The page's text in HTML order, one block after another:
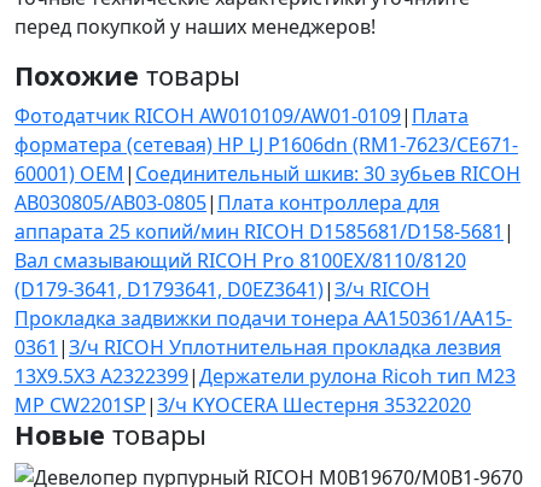
перед покупкой у наших менеджеров!
Похожие товары
Фотодатчик RICOH AW010109/AW01-0109| Плата
форматера (сетевая) HP LJ P1606dn (RM1-7623/CE671-
60001) OEM | Соединительный шкив: 30 зубьев RICOH
AB030805/AB03-0805| Плата контроллера для
аппарата 25 копий/мин RICOH D1585681/D158-5681 |
Вал смазывающий RICOH Pro 8100EX/8110/8120
(D179-3641, D1793641, D0EZ3641)|З/ч RICOH
Прокладка задвижки подачи тонера AA150361/AA15-
0361 |З/ч RICOH Уплотнительная прокладка лезвия
13Х9.5Х3 A2322399|Держатели рулона Ricoh тип M23
MP CW2201SP|З/ч KYOCERA Шестерня 35322020
Новые товары